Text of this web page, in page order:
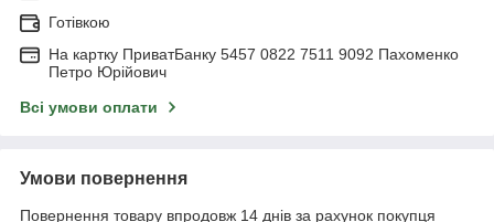
Готівкою
На картку ПриватБанку 5457 0822 7511 9092 Пахоменко
Петро Юрійович
Всі умови оплати
Умови повернення
Повернення товару впродовж 14 днів за рахунок покупця